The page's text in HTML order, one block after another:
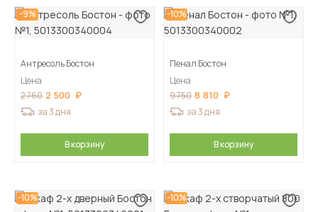
-9%
Антресоль Бостон
Цена
2 760 2 500
за 3 дня
В корзину
-10%
Пенал Бостон
Цена
9 750 8 810
за 3 дня
В корзину
-10% -10%